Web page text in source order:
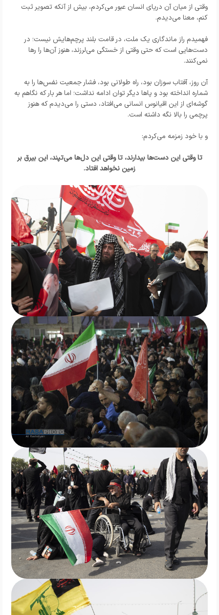
وقتی از میان آن دریای انسان عبور می‌کردم، بیش از آنکه تصویر ثبت
کنم، معنا می‌دیدم.
فهمیدم راز ماندگاری یک ملت، در قامت بلند پرچم‌هایش نیست؛ در
دست‌هایی است که حتی وقتی از خستگی می‌لرزند، هنوز آن‌ها را رها
نمی‌کنند.
آن روز، آفتاب سوزان بود، راه طولانی بود، فشار جمعیت نفس‌ها را به
شماره انداخته بود و پاها دیگر توان ادامه نداشت؛ اما هر بار که نگاهم به
گوشه‌ای از این اقیانوس انسانی می‌افتاد، دستی را می‌دیدم که هنوز
پرچمی را بالا نگه داشته است.
و با خود زمزمه می‌کردم:
تا وقتی این دست‌ها بیدارند، تا وقتی این دل‌ها می‌تپند، این بیرق بر
زمین نخواهد افتاد.